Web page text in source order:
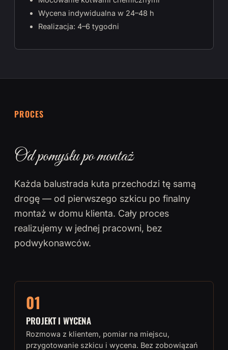
Wycena indywidualna w 24–48 h
Realizacja: 4–6 tygodni
PROCES
Od pomysłu po montaż
Każda balustrada kuta przechodzi tę samą
drogę — od pierwszego szkicu po finalny
montaż w domu klienta. Cały proces
realizujemy w jednej pracowni, bez
podwykonawców.
01
PROJEKT I WYCENA
Rozmowa z klientem, pomiar na miejscu,
przygotowanie szkicu i wycena. Bez zobowiązań